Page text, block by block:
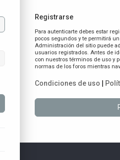
Registrarse
Para autenticarte debes estar
pocos segundos y te permitirá
Administración del sitio puede
usuarios registrados. Antes de
con nuestros términos de uso y
normas de los foros mientras
Condiciones de uso